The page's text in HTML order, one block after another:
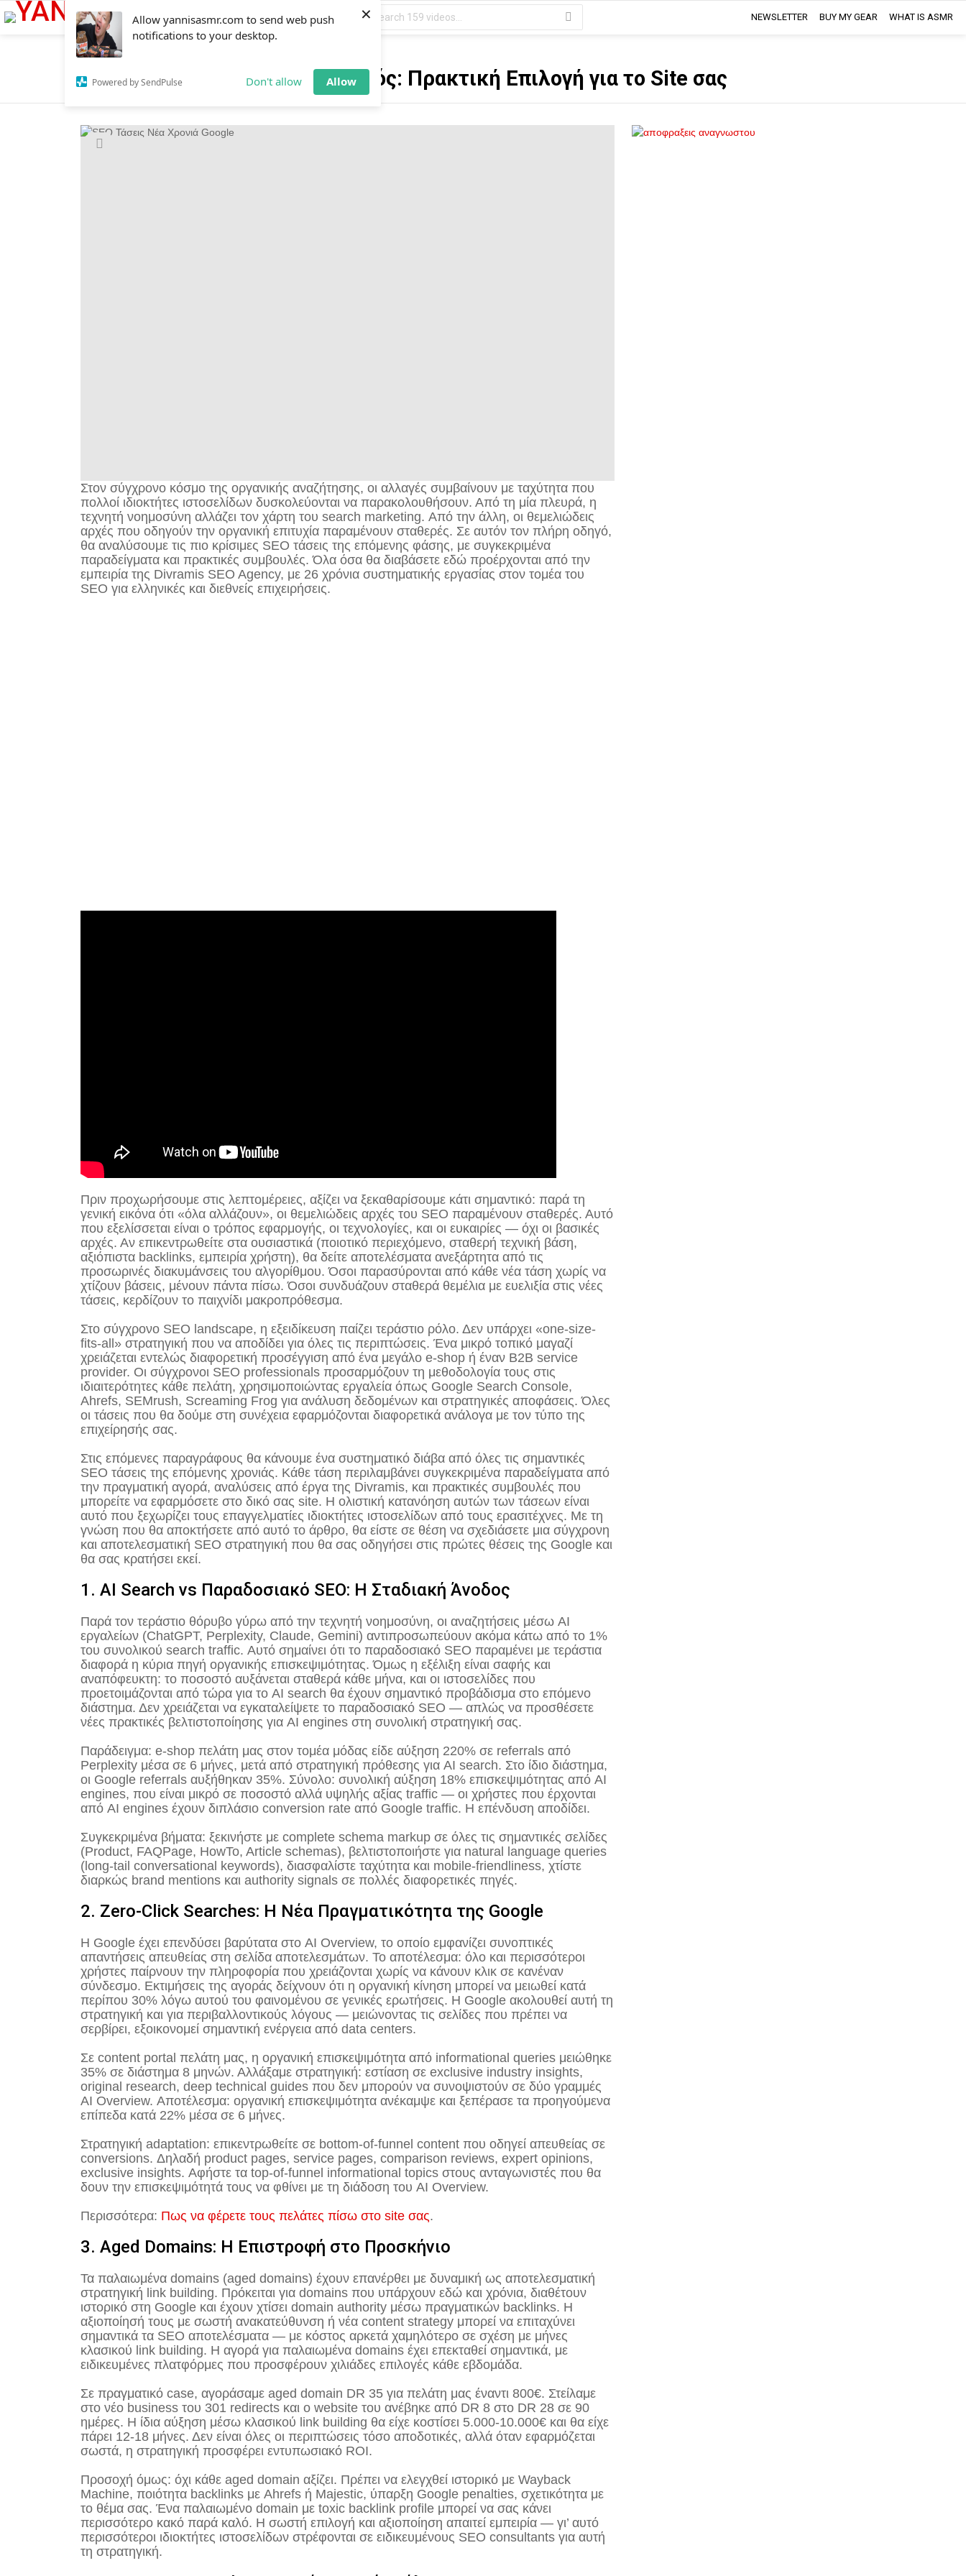
Allow yannisasmr.com to send web push
notifications to your desktop.
Powered by SendPulse Don't allow Allow
×Search
for:
NEWSLETTER BUY MY GEAR WHAT IS ASMR
You are here:
Home
SEO Τάσεις Πραγματικός Οδηγός: Πρακτική Επιλογή για το Site σας
Στον σύγχρονο κόσμο της οργανικής αναζήτησης, οι αλλαγές συμβαίνουν με ταχύτητα που
πολλοί ιδιοκτήτες ιστοσελίδων δυσκολεύονται να παρακολουθήσουν. Από τη μία πλευρά, η
τεχνητή νοημοσύνη αλλάζει τον χάρτη του search marketing. Από την άλλη, οι θεμελιώδεις
αρχές που οδηγούν την οργανική επιτυχία παραμένουν σταθερές. Σε αυτόν τον πλήρη οδηγό,
θα αναλύσουμε τις πιο κρίσιμες SEO τάσεις της επόμενης φάσης, με συγκεκριμένα
παραδείγματα και πρακτικές συμβουλές. Όλα όσα θα διαβάσετε εδώ προέρχονται από την
εμπειρία της Divramis SEO Agency, με 26 χρόνια συστηματικής εργασίας στον τομέα του
SEO για ελληνικές και διεθνείς επιχειρήσεις.
Πριν προχωρήσουμε στις λεπτομέρειες, αξίζει να ξεκαθαρίσουμε κάτι σημαντικό: παρά τη
γενική εικόνα ότι «όλα αλλάζουν», οι θεμελιώδεις αρχές του SEO παραμένουν σταθερές. Αυτό
που εξελίσσεται είναι ο τρόπος εφαρμογής, οι τεχνολογίες, και οι ευκαιρίες — όχι οι βασικές
αρχές. Αν επικεντρωθείτε στα ουσιαστικά (ποιοτικό περιεχόμενο, σταθερή τεχνική βάση,
αξιόπιστα backlinks, εμπειρία χρήστη), θα δείτε αποτελέσματα ανεξάρτητα από τις
προσωρινές διακυμάνσεις του αλγορίθμου. Όσοι παρασύρονται από κάθε νέα τάση χωρίς να
χτίζουν βάσεις, μένουν πάντα πίσω. Όσοι συνδυάζουν σταθερά θεμέλια με ευελιξία στις νέες
τάσεις, κερδίζουν το παιχνίδι μακροπρόθεσμα.
Στο σύγχρονο SEO landscape, η εξειδίκευση παίζει τεράστιο ρόλο. Δεν υπάρχει «one-size-
fits-all» στρατηγική που να αποδίδει για όλες τις περιπτώσεις. Ένα μικρό τοπικό μαγαζί
χρειάζεται εντελώς διαφορετική προσέγγιση από ένα μεγάλο e-shop ή έναν B2B service
provider. Οι σύγχρονοι SEO professionals προσαρμόζουν τη μεθοδολογία τους στις
ιδιαιτερότητες κάθε πελάτη, χρησιμοποιώντας εργαλεία όπως Google Search Console,
Ahrefs, SEMrush, Screaming Frog για ανάλυση δεδομένων και στρατηγικές αποφάσεις. Όλες
οι τάσεις που θα δούμε στη συνέχεια εφαρμόζονται διαφορετικά ανάλογα με τον τύπο της
επιχείρησής σας.
Στις επόμενες παραγράφους θα κάνουμε ένα συστηματικό διάβα από όλες τις σημαντικές
SEO τάσεις της επόμενης χρονιάς. Κάθε τάση περιλαμβάνει συγκεκριμένα παραδείγματα από
την πραγματική αγορά, αναλύσεις από έργα της Divramis, και πρακτικές συμβουλές που
μπορείτε να εφαρμόσετε στο δικό σας site. Η ολιστική κατανόηση αυτών των τάσεων είναι
αυτό που ξεχωρίζει τους επαγγελματίες ιδιοκτήτες ιστοσελίδων από τους ερασιτέχνες. Με τη
γνώση που θα αποκτήσετε από αυτό το άρθρο, θα είστε σε θέση να σχεδιάσετε μια σύγχρονη
και αποτελεσματική SEO στρατηγική που θα σας οδηγήσει στις πρώτες θέσεις της Google και
θα σας κρατήσει εκεί.
1. AI Search vs Παραδοσιακό SEO: Η Σταδιακή Άνοδος
Παρά τον τεράστιο θόρυβο γύρω από την τεχνητή νοημοσύνη, οι αναζητήσεις μέσω AI
εργαλείων (ChatGPT, Perplexity, Claude, Gemini) αντιπροσωπεύουν ακόμα κάτω από το 1%
του συνολικού search traffic. Αυτό σημαίνει ότι το παραδοσιακό SEO παραμένει με τεράστια
διαφορά η κύρια πηγή οργανικής επισκεψιμότητας. Όμως η εξέλιξη είναι σαφής και
αναπόφευκτη: το ποσοστό αυξάνεται σταθερά κάθε μήνα, και οι ιστοσελίδες που
προετοιμάζονται από τώρα για το AI search θα έχουν σημαντικό προβάδισμα στο επόμενο
διάστημα. Δεν χρειάζεται να εγκαταλείψετε το παραδοσιακό SEO — απλώς να προσθέσετε
νέες πρακτικές βελτιστοποίησης για AI engines στη συνολική στρατηγική σας.
Παράδειγμα: e-shop πελάτη μας στον τομέα μόδας είδε αύξηση 220% σε referrals από
Perplexity μέσα σε 6 μήνες, μετά από στρατηγική πρόθεσης για AI search. Στο ίδιο διάστημα,
οι Google referrals αυξήθηκαν 35%. Σύνολο: συνολική αύξηση 18% επισκεψιμότητας από AI
engines, που είναι μικρό σε ποσοστό αλλά υψηλής αξίας traffic — οι χρήστες που έρχονται
από AI engines έχουν διπλάσιο conversion rate από Google traffic. Η επένδυση αποδίδει.
Συγκεκριμένα βήματα: ξεκινήστε με complete schema markup σε όλες τις σημαντικές σελίδες
(Product, FAQPage, HowTo, Article schemas), βελτιστοποιήστε για natural language queries
(long-tail conversational keywords), διασφαλίστε ταχύτητα και mobile-friendliness, χτίστε
διαρκώς brand mentions και authority signals σε πολλές διαφορετικές πηγές.
2. Zero-Click Searches: Η Νέα Πραγματικότητα της Google
Η Google έχει επενδύσει βαρύτατα στο AI Overview, το οποίο εμφανίζει συνοπτικές
απαντήσεις απευθείας στη σελίδα αποτελεσμάτων. Το αποτέλεσμα: όλο και περισσότεροι
χρήστες παίρνουν την πληροφορία που χρειάζονται χωρίς να κάνουν κλικ σε κανέναν
σύνδεσμο. Εκτιμήσεις της αγοράς δείχνουν ότι η οργανική κίνηση μπορεί να μειωθεί κατά
περίπου 30% λόγω αυτού του φαινομένου σε γενικές ερωτήσεις. Η Google ακολουθεί αυτή τη
στρατηγική και για περιβαλλοντικούς λόγους — μειώνοντας τις σελίδες που πρέπει να
σερβίρει, εξοικονομεί σημαντική ενέργεια από data centers.
Σε content portal πελάτη μας, η οργανική επισκεψιμότητα από informational queries μειώθηκε
35% σε διάστημα 8 μηνών. Αλλάξαμε στρατηγική: εστίαση σε exclusive industry insights,
original research, deep technical guides που δεν μπορούν να συνοψιστούν σε δύο γραμμές
AI Overview. Αποτέλεσμα: οργανική επισκεψιμότητα ανέκαμψε και ξεπέρασε τα προηγούμενα
επίπεδα κατά 22% μέσα σε 6 μήνες.
Στρατηγική adaptation: επικεντρωθείτε σε bottom-of-funnel content που οδηγεί απευθείας σε
conversions. Δηλαδή product pages, service pages, comparison reviews, expert opinions,
exclusive insights. Αφήστε τα top-of-funnel informational topics στους ανταγωνιστές που θα
δουν την επισκεψιμότητά τους να φθίνει με τη διάδοση του AI Overview.
Περισσότερα: Πως να φέρετε τους πελάτες πίσω στο site σας.
3. Aged Domains: Η Επιστροφή στο Προσκήνιο
Τα παλαιωμένα domains (aged domains) έχουν επανέρθει με δυναμική ως αποτελεσματική
στρατηγική link building. Πρόκειται για domains που υπάρχουν εδώ και χρόνια, διαθέτουν
ιστορικό στη Google και έχουν χτίσει domain authority μέσω πραγματικών backlinks. Η
αξιοποίησή τους με σωστή ανακατεύθυνση ή νέα content strategy μπορεί να επιταχύνει
σημαντικά τα SEO αποτελέσματα — με κόστος αρκετά χαμηλότερο σε σχέση με μήνες
κλασικού link building. Η αγορά για παλαιωμένα domains έχει επεκταθεί σημαντικά, με
ειδικευμένες πλατφόρμες που προσφέρουν χιλιάδες επιλογές κάθε εβδομάδα.
Σε πραγματικό case, αγοράσαμε aged domain DR 35 για πελάτη μας έναντι 800€. Στείλαμε
στο νέο business του 301 redirects και ο website του ανέβηκε από DR 8 στο DR 28 σε 90
ημέρες. Η ίδια αύξηση μέσω κλασικού link building θα είχε κοστίσει 5.000-10.000€ και θα είχε
πάρει 12-18 μήνες. Δεν είναι όλες οι περιπτώσεις τόσο αποδοτικές, αλλά όταν εφαρμόζεται
σωστά, η στρατηγική προσφέρει εντυπωσιακό ROI.
Προσοχή όμως: όχι κάθε aged domain αξίζει. Πρέπει να ελεγχθεί ιστορικό με Wayback
Machine, ποιότητα backlinks με Ahrefs ή Majestic, ύπαρξη Google penalties, σχετικότητα με
το θέμα σας. Ένα παλαιωμένο domain με toxic backlink profile μπορεί να σας κάνει
περισσότερο κακό παρά καλό. Η σωστή επιλογή και αξιοποίηση απαιτεί εμπειρία — γι’ αυτό
περισσότεροι ιδιοκτήτες ιστοσελίδων στρέφονται σε ειδικευμένους SEO consultants για αυτή
τη στρατηγική.